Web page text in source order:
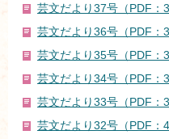
芸文だより37号（PDF：
芸文だより36号（PDF：
芸文だより35号（PDF：
芸文だより34号（PDF：
芸文だより33号（PDF：
芸文だより32号（PDF：